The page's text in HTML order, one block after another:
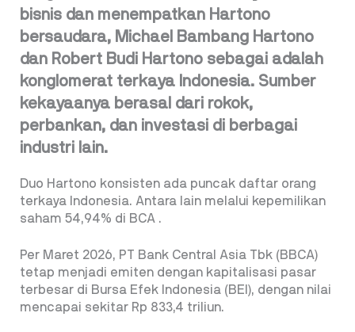
bisnis dan menempatkan Hartono
bersaudara, Michael Bambang Hartono
dan Robert Budi Hartono sebagai adalah
konglomerat terkaya Indonesia. Sumber
kekayaanya berasal dari rokok,
perbankan, dan investasi di berbagai
industri lain.
Duo Hartono konsisten ada puncak daftar orang
terkaya Indonesia. Antara lain melalui kepemilikan
saham 54,94% di BCA .
Per Maret 2026, PT Bank Central Asia Tbk (BBCA)
tetap menjadi emiten dengan kapitalisasi pasar
terbesar di Bursa Efek Indonesia (BEI), dengan nilai
mencapai sekitar Rp 833,4 triliun.